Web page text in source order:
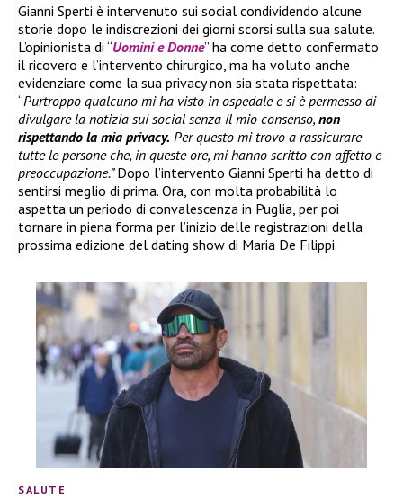
Gianni Sperti è intervenuto sui social condividendo alcune
storie dopo le indiscrezioni dei giorni scorsi sulla sua salute.
L’opinionista di “Uomini e Donne” ha come detto confermato
il ricovero e l’intervento chirurgico, ma ha voluto anche
evidenziare come la sua privacy non sia stata rispettata:
“Purtroppo qualcuno mi ha visto in ospedale e si è permesso di
divulgare la notizia sui social senza il mio consenso, non
rispettando la mia privacy. Per questo mi trovo a rassicurare
tutte le persone che, in queste ore, mi hanno scritto con affetto e
preoccupazione.”Dopo l’intervento Gianni Sperti ha detto di
sentirsi meglio di prima. Ora, con molta probabilità lo
aspetta un periodo di convalescenza in Puglia, per poi
tornare in piena forma per l’inizio delle registrazioni della
prossima edizione del dating show di Maria De Filippi.
SALUTE